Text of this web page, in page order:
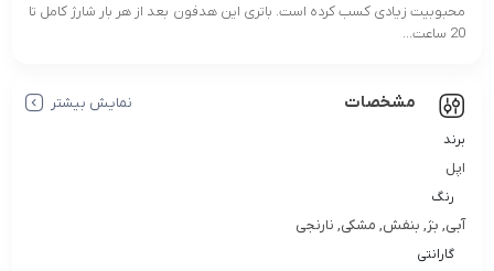
محبوبیت زیادی کسب کرده است. باتری این هدفون بعد از هر بار شارژ کامل تا
20 ساعت...
مشخصات نمایش بیشتر
برند
اپل
رنگ
آبی, بژ, بنفش, مشکی, نارنجی
گارانتی